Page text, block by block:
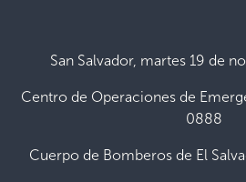
San Salvador, martes 19 de
Centro de Operaciones de
0888
Cuerpo de Bomberos de El